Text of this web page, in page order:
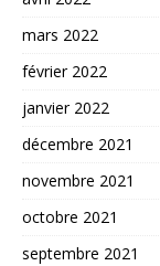
mars 2022
février 2022
janvier 2022
décembre 2021
novembre 2021
octobre 2021
septembre 2021